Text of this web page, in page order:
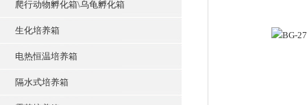
爬行动物孵化箱\乌龟孵化箱
生化培养箱
电热恒温培养箱
隔水式培养箱